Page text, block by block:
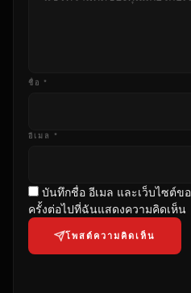
ชื่อ *
อีเมล *
บันทึกชื่อ อีเมล และเว็บไซต์ข
ครั้งต่อไปที่ฉันแสดงความคิดเห็น
โพสต์ความคิดเห็น